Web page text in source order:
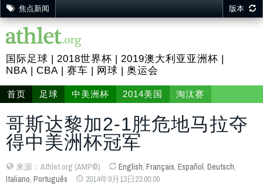
焦点新闻 版本
国际足球 2018世界杯
2019澳大利亚亚洲杯
NBA
CBA 赛车 网球 奥运会
首页 足球 中美洲杯 2014美国 淘汰赛
哥斯达黎加2-1胜危地马拉夺
得中美洲杯冠军
来源：Athlet.org (AMP©) English, Français, Español, Deutsch,
Italiano, Português 2014年9月13日23:00:00